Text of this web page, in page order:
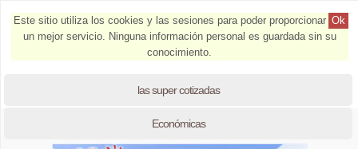
Ok
Este sitio utiliza los cookies y las sesiones para poder proporcionar
un mejor servicio. Ninguna información personal es guardada sin su
conocimiento.
las super cotizadas
Económicas